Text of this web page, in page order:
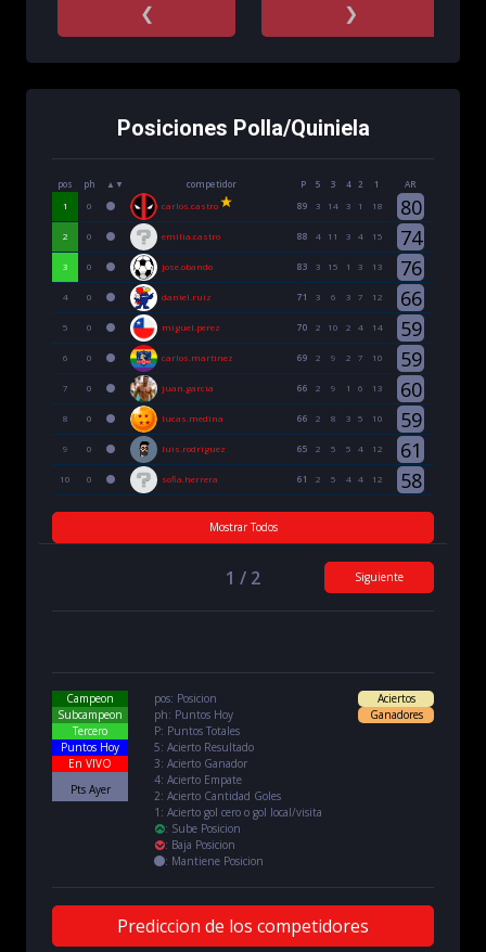
❮ ❯
Posiciones Polla/Quiniela
pos ph ▲▼ competidor P 5 3 4 2 1
AR
1
0 carlos.castro 89 3 14 3 1 18 80
2 0 emilia.castro 88 4 11 3 4 15 74
3 0 jose.obando 83 3 15 1 3 13 76
4 0 daniel.ruiz 71 3 6 3 7 12 66
5 0 miguel.perez 70 2 10 2 4 14 59
6 0 carlos.martinez 69 2 9 2 7 10 59
7 0 juan.garcia 66 2 9 1 6 13 60
8 0 lucas.medina 66 2 8 3 5 10 59
9 0 luis.rodriguez 65 2 5 5 4 12 61
10 0 sofia.herrera 61 2 5 4 4 12 58
Mostrar Todos
1 / 2 Siguiente
Campeon
Subcampeon
Tercero
Puntos Hoy
En VIVO
Pts Ayer
pos: Posicion
ph: Puntos Hoy
P: Puntos Totales
5: Acierto Resultado
3: Acierto Ganador
4: Acierto Empate
2: Acierto Cantidad Goles
1: Acierto gol cero o gol local/visita
: Sube Posicion
: Baja Posicion
: Mantiene Posicion
Aciertos
Ganadores
Prediccion de los competidores